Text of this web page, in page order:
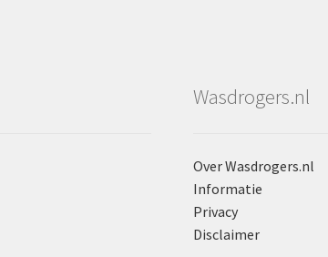
Wasdrogers.nl
Over Wasdrogers.nl
Informatie
Privacy
Disclaimer